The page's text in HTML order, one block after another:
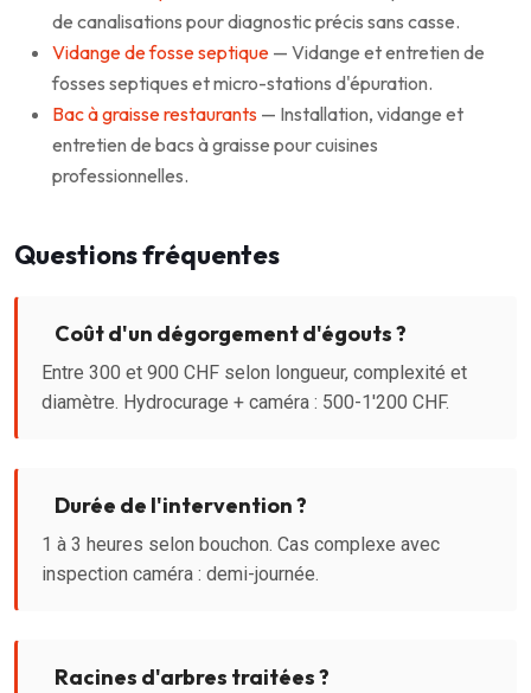
de canalisations pour diagnostic précis sans casse.
Vidange de fosse septique — Vidange et entretien de
fosses septiques et micro-stations d'épuration.
Bac à graisse restaurants — Installation, vidange et
entretien de bacs à graisse pour cuisines
professionnelles.
Questions fréquentes
Coût d'un dégorgement d'égouts ?
Entre 300 et 900 CHF selon longueur, complexité et
diamètre. Hydrocurage + caméra : 500-1'200 CHF.
Durée de l'intervention ?
1 à 3 heures selon bouchon. Cas complexe avec
inspection caméra : demi-journée.
Racines d'arbres traitées ?